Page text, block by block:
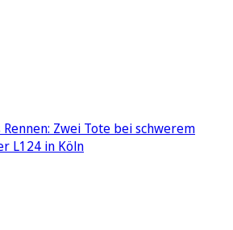
Zwei Tote bei schwerem
L124 in Köln